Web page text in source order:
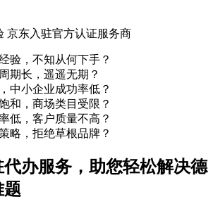
京东入驻官方认证服务商
验，不知从何下手？
期长，遥遥无期？
中小企业成功率低？
和，商场类目受限？
低，客户质量不高？
略，拒绝草根品牌？
办服务，助您轻松解决德
题